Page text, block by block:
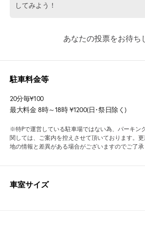
してみよう！
あなたの投票をお待ち
駐車料金等
20分毎¥100
最大料金 8時～18時 ¥1200(日･祭日除く)
※特Pで運営している駐車場ではない為、パーキン
関しては、ご案内を控えさせて頂いております。
地の情報と差異がある場合がございますのでご了承
車室サイズ